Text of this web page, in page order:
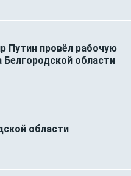
Путин провёл рабочую
Белгородской области
области